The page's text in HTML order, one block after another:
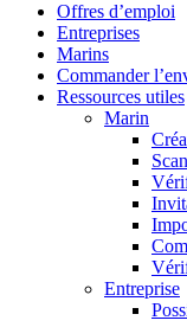
Offres d’emploi
Entreprises
Marins
Commander
Ressources utiles
Marin
Entreprise